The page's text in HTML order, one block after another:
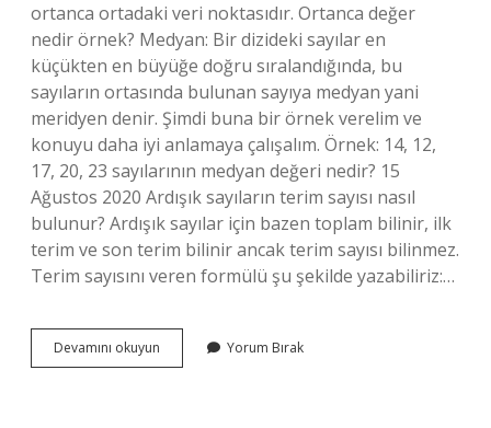
ortanca ortadaki veri noktasıdır. Ortanca değer
nedir örnek? Medyan: Bir dizideki sayılar en
küçükten en büyüğe doğru sıralandığında, bu
sayıların ortasında bulunan sayıya medyan yani
meridyen denir. Şimdi buna bir örnek verelim ve
konuyu daha iyi anlamaya çalışalım. Örnek: 14, 12,
17, 20, 23 sayılarının medyan değeri nedir? 15
Ağustos 2020 Ardışık sayıların terim sayısı nasıl
bulunur? Ardışık sayılar için bazen toplam bilinir, ilk
terim ve son terim bilinir ancak terim sayısı bilinmez.
Terim sayısını veren formülü şu şekilde yazabiliriz:…
Devamını okuyun Ortanca
Terimi
Yorum Bırak